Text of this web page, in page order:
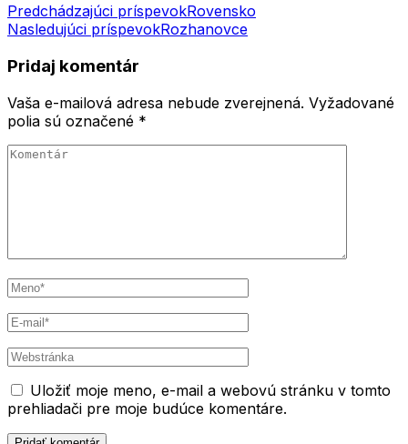
Navigácia
v
článku
Predchádzajúci príspevokRovensko
Nasledujúci príspevokRozhanovce
Pridaj komentár
Vaša e-mailová adresa nebude zverejnená. Vyžadované
polia sú označené *
Komentár
Meno*
E-
mail*
Webstránka
Uložiť moje meno, e-mail a webovú stránku v tomto
prehliadači pre moje budúce komentáre.